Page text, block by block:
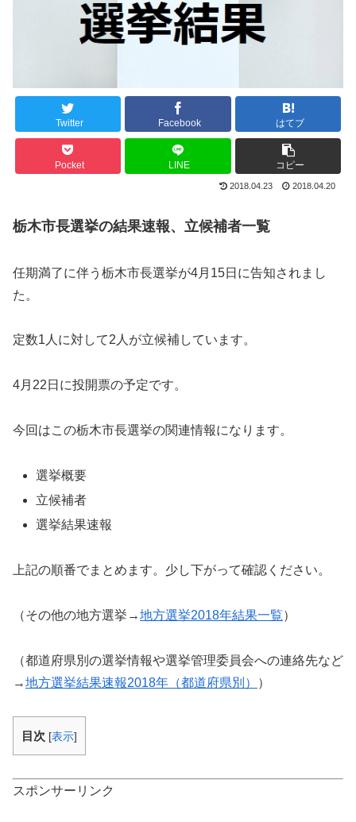
Twitter Facebook はてブ
Pocket LINE コピー
2018.04.23 2018.04.20
栃木市長選挙の結果速報、立候補者一覧
任期満了に伴う栃木市長選挙が4月15日に告知されまし
た。
定数1人に対して2人が立候補しています。
4月22日に投開票の予定です。
今回はこの栃木市長選挙の関連情報になります。
選挙概要
立候補者
選挙結果速報
上記の順番でまとめます。少し下がって確認ください。
（その他の地方選挙→地方選挙2018年結果一覧）
（都道府県別の選挙情報や選挙管理委員会への連絡先など
→地方選挙結果速報2018年（都道府県別） ）
目次 [表示]
スポンサーリンク